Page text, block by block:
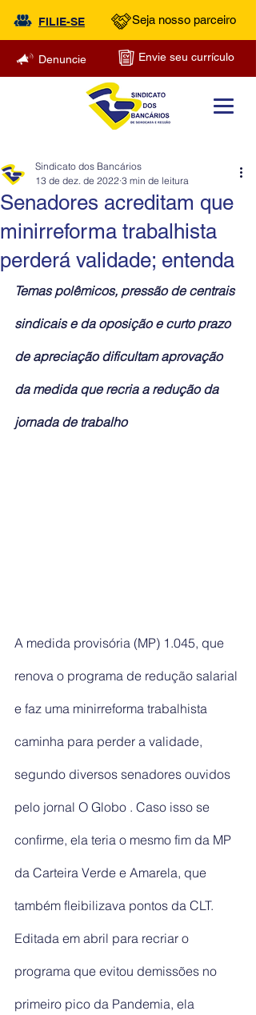
FILIE-SE Seja nosso parceiro
Denuncie Envie seu currículo
Senadores acreditam que
minirreforma trabalhista
perderá validade; entenda
Sindicato dos Bancários
13 de dez. de 2022 3 min de leitura
Temas polêmicos, pressão de centrais
sindicais e da oposição e curto prazo
de apreciação dificultam aprovação
da medida que recria a redução da
jornada de trabalho
A medida provisória (MP) 1.045, que
renova o programa de redução salarial
e faz uma minirreforma trabalhista
caminha para perder a validade,
segundo diversos senadores ouvidos
pelo jornal O Globo . Caso isso se
confirme, ela teria o mesmo fim da MP
da Carteira Verde e Amarela, que
também fleibilizava pontos da CLT.
Editada em abril para recriar o
programa que evitou demissões no
primeiro pico da Pandemia, ela